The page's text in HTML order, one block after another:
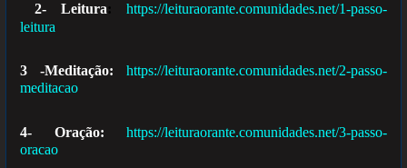
2- Leitura:
https://leituraorante.comunidades.net/1-passo-
leitura
3 -Meditação:
https://leituraorante.comunidades.net/2-passo-
meditacao
4- Oração:
https://leituraorante.comunidades.net/3-passo-
oracao